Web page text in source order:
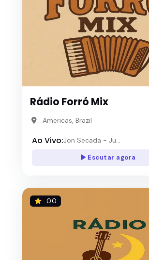
Rádio Forró Mix
Americas, Brazil
Ao Vivo:Jon Secada - Ju...
Escutar agora
0.0